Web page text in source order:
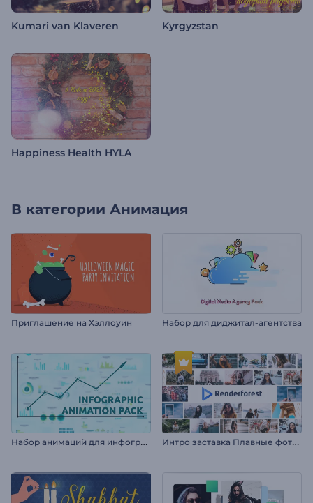
Kumari van Klaveren Kyrgyzstan
Happiness Health HYLA
В категории Анимация
Приглашение на Хэллоуин Набор для диджитал-агентства
Н
абор анимаций для инфографики И
нтро заставка Плавные фоторамки